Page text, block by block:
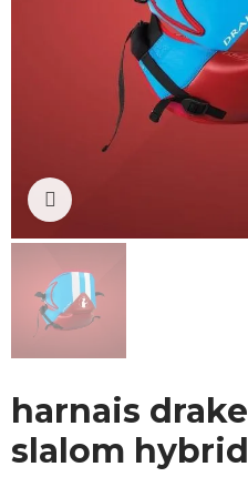
harnais drake
slalom hybrid